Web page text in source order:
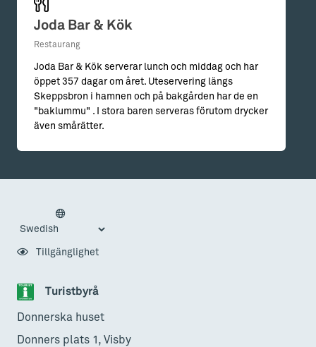
Joda Bar & Kök
Restaurang
Joda Bar & Kök serverar lunch och middag och har
öppet 357 dagar om året. Uteservering längs
Skeppsbron i hamnen och på bakgården har de en
"baklummu" . I stora baren serveras förutom drycker
även smårätter.
Turistbyrå
Donnerska huset
Donners plats 1, Visby
Tillgänglighet